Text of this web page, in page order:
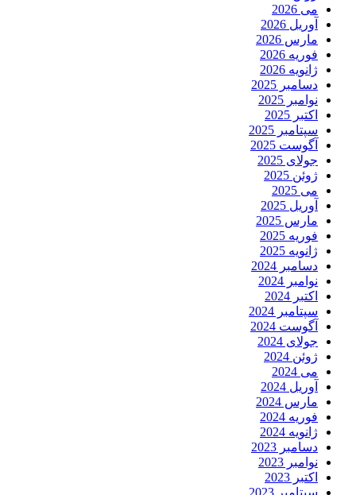
می 2026
آوریل 2026
مارس 2026
فوریه 2026
ژانویه 2026
دسامبر 2025
نوامبر 2025
اکتبر 2025
سپتامبر 2025
آگوست 2025
جولای 2025
ژوئن 2025
می 2025
آوریل 2025
مارس 2025
فوریه 2025
ژانویه 2025
دسامبر 2024
نوامبر 2024
اکتبر 2024
سپتامبر 2024
آگوست 2024
جولای 2024
ژوئن 2024
می 2024
آوریل 2024
مارس 2024
فوریه 2024
ژانویه 2024
دسامبر 2023
نوامبر 2023
اکتبر 2023